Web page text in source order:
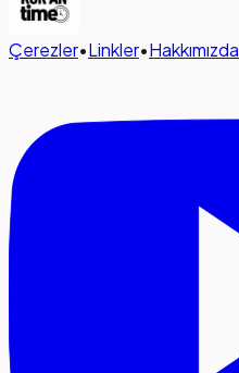
Çerezler•Linkler•Hakkımızda